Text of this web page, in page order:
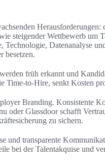
Herausforderungen:
steigender Wettbewerb um
Technologie, Datenanalyse
besetzen.
früh erkannt und
Time-to-Hire, senkt Kosten
Branding. Konsistente
oder Glassdoor schafft
zu sichern.
und transparente
bei der Talentakquise und